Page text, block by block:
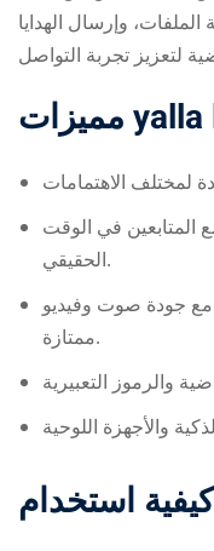
وإرسال الهدايا
yalla
المتابعين في الوقت
الحقيقي.
مع جودة صوت وفيديو
ممتازة.